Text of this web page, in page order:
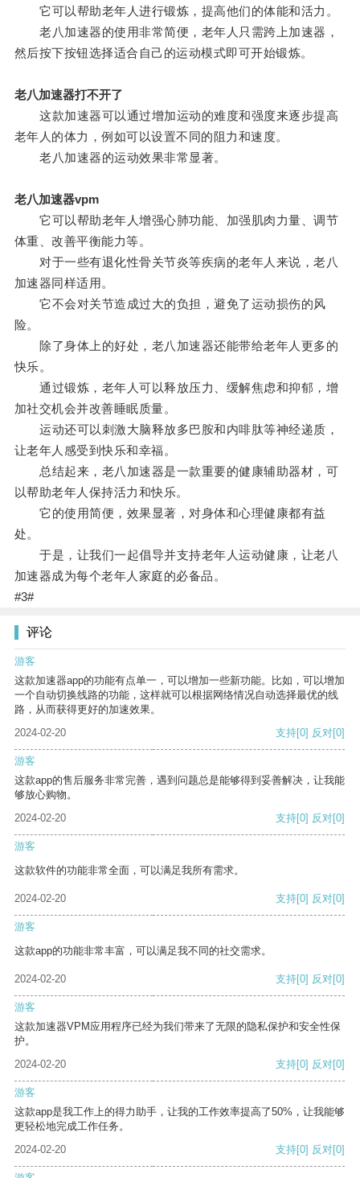
它可以帮助老年人进行锻炼，提高他们的体能和活力。
老八加速器的使用非常简便，老年人只需跨上加速器，
然后按下按钮选择适合自己的运动模式即可开始锻炼。
老八加速器打不开了
这款加速器可以通过增加运动的难度和强度来逐步提高
老年人的体力，例如可以设置不同的阻力和速度。
老八加速器的运动效果非常显著。
老八加速器vpm
它可以帮助老年人增强心肺功能、加强肌肉力量、调节
体重、改善平衡能力等。
对于一些有退化性骨关节炎等疾病的老年人来说，老八
加速器同样适用。
它不会对关节造成过大的负担，避免了运动损伤的风
险。
除了身体上的好处，老八加速器还能带给老年人更多的
快乐。
通过锻炼，老年人可以释放压力、缓解焦虑和抑郁，增
加社交机会并改善睡眠质量。
运动还可以刺激大脑释放多巴胺和内啡肽等神经递质，
让老年人感受到快乐和幸福。
总结起来，老八加速器是一款重要的健康辅助器材，可
以帮助老年人保持活力和快乐。
它的使用简便，效果显著，对身体和心理健康都有益
处。
于是，让我们一起倡导并支持老年人运动健康，让老八
加速器成为每个老年人家庭的必备品。
#3#
评论
游客
这款加速器app的功能有点单一，可以增加一些新功能。比如，可以增加
一个自动切换线路的功能，这样就可以根据网络情况自动选择最优的线
路，从而获得更好的加速效果。
2024-02-20
支持[0] 反对[0]
游客
这款app的售后服务非常完善，遇到问题总是能够得到妥善解决，让我能
够放心购物。
2024-02-20
支持[0] 反对[0]
游客
这款软件的功能非常全面，可以满足我所有需求。
2024-02-20 支持[0] 反对[0]
游客
这款app的功能非常丰富，可以满足我不同的社交需求。
2024-02-20 支持[0] 反对[0]
游客
这款加速器VPM应用程序已经为我们带来了无限的隐私保护和安全性保
护。
2024-02-20
支持[0] 反对[0]
游客
这款app是我工作上的得力助手，让我的工作效率提高了50%，让我能够
更轻松地完成工作任务。
2024-02-20
支持[0] 反对[0]